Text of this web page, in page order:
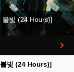
불빛 (24 Hours)]
빛 (24 Hours)]
더보기